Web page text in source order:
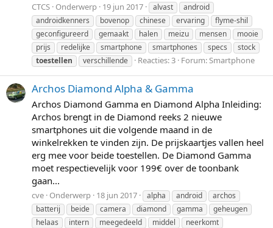
CTCS Onderwerp 19 jun 2017 alvast
android
androidkenners
bovenop chinese ervaring
flyme-shil
geconfigureerd
gemaakt halen meizu mensen
mooie
prijs
redelijke smartphone smartphones specs
stock
toestellen
verschillende Reacties: 3 Forum:Smartphone
Archos Diamond Alpha & Gamma
Archos Diamond Gamma en Diamond Alpha Inleiding:
Archos brengt in de Diamond reeks 2 nieuwe
smartphones uit die volgende maand in de
winkelrekken te vinden zijn. De prijskaartjes vallen heel
erg mee voor beide toestellen. De Diamond Gamma
moet respectievelijk voor 199€ over de toonbank
gaan...
cve Onderwerp 18 jun 2017 alpha android
archos
batterij
beide camera diamond gamma
geheugen
helaas
intern meegedeeld middel
neerkomt